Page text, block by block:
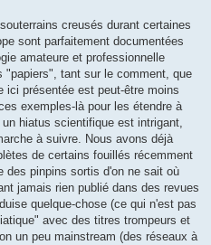
creusés durant certaines
sont parfaitement documentées
amateure et professionnelle
"papiers", tant sur le comment, que
ici présentée est peut-être moins
exemples-là pour les étendre à
hiatus scientifique est intrigant,
à suivre. Nous avons déjà
de certains fouillés récemment
des pinpins sortis d'on ne sait où
jamais rien publié dans des revues
quelque-chose (ce qui n'est pas
avec des titres trompeurs et
un peu mainstream (des réseaux à